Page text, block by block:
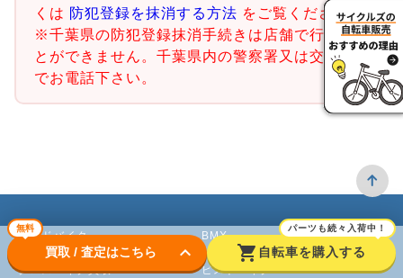
くは 防犯登録を抹消する方法 をご覧ください。
※千葉県の防犯登録抹消手続きは店舗で行うこ
とができません。千葉県内の警察署又は交番ま
でお電話下さい。
無料
買取 / 査定はこちら keyboard_arrow_down shopping_cart
パーツも続々入荷中！
自転車を購入する
ロードバイク
クロスバイク買取
BMX
ピストバイク